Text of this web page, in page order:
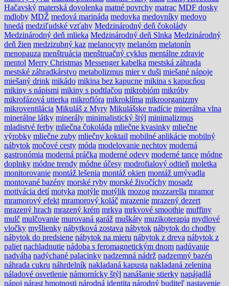
Hačavský materská dovolenka matné povrchy matrac MDF dosky
mdloby MDŽ medová marináda medovka medovníky medovo
hnedá medziľudské vzťahy Medzinárodný deň čokolády
Medzinárodný deň mlieka Medzinárodný deň Slnka Medzinárodný
deň žien medzizubný kaz melanocyty melanóm melatonín
menopauza menštruácia menštruačný cyklus mentálne zdravie
mentol Merry Christmas Messenger kabelka mestská záhrada
mestské záhradkárstvo metabolizmus mier v duši miešané nápoje
miešaný drink mikádo mikina bez kapucne mikina s kapucňou
mikiny s nápismi mikiny s podtlačou mikrobióm mikróby
mikrofázová utierka mikroflóra mikroklíma mikroorganizmy
mikroventilácia Mikuláš z Myry Mikulášske tradície minerálna vlna
minerálne látky minerály minimalistický štýl minimalizmus
mladistvé ferby mliečna čokoláda mliečne kvasinky mliečne
výrobky mliečne zuby mliečny koktail mobilné aplikácie mobilný
nábytok močové cesty móda modelovanie nechtov moderná
gastronómia moderná práčka moderné odevy moderné tance módne
doplnky módne trendy módne účesy modrofialový odtieň moletka
monitorovanie montáž lešenia montáž okien montáž umývadla
montované bazény morské ryby morské živočíchy mosadz
motivácia detí motyka motýle motýlik mozog mozzarella mramor
mramorový efekt mramorový koláč mrazenie mrazený dezert
mrazený hrach mrazený krém mrkva mrkvové smoothie muffiny
mulč mulčovanie murovaná garáž muškáty muzikoterapia mydlové
vločky myšlienky nábytková zostava nábytok nábytok do chodby
nábytok do predsiene nábytok na mieru nábytok z dreva nábytok z
paliet nachladnutie nádoba s feromagnetickým dnom nadúvanie
nadváha nadýchané palacinky nadzemná nádrž nadzemný bazén
náhrada cukru náhrdelník nakladaná kapusta nakladaná zelenina
náladové osvetlenie námornícky štýl nanášanie stierky napájadlá
nápoj nárast hmotnosti národná identita národný buditeľ nastavenie